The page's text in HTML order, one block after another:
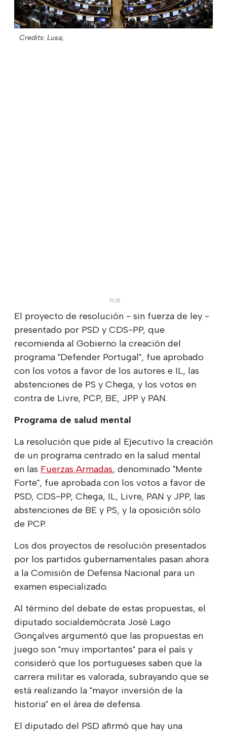
Credits: Lusa;
El proyecto de resolución - sin fuerza de ley -
presentado por PSD y CDS-PP, que
recomienda al Gobierno la creación del
programa "Defender Portugal", fue aprobado
con los votos a favor de los autores e IL, las
abstenciones de PS y Chega, y los votos en
contra de Livre, PCP, BE, JPP y PAN.
Programa de salud mental
La resolución que pide al Ejecutivo la creación
de un programa centrado en la salud mental
en las Fuerzas Armadas, denominado "Mente
Forte", fue aprobada con los votos a favor de
PSD, CDS-PP, Chega, IL, Livre, PAN y JPP, las
abstenciones de BE y PS, y la oposición sólo
de PCP.
Los dos proyectos de resolución presentados
por los partidos gubernamentales pasan ahora
a la Comisión de Defensa Nacional para un
examen especializado.
Al término del debate de estas propuestas, el
diputado socialdemócrata José Lago
Gonçalves argumentó que las propuestas en
juego son "muy importantes" para el país y
consideró que los portugueses saben que la
carrera militar es valorada, subrayando que se
está realizando la "mayor inversión de la
historia" en el área de defensa.
El diputado del PSD afirmó que hay una